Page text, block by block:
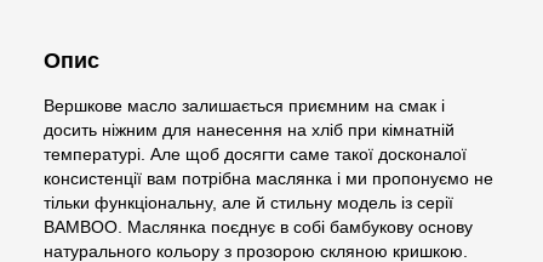
Опис
Вершкове масло залишається приємним на смак і
досить ніжним для нанесення на хліб при кімнатній
температурі. Але щоб досягти саме такої досконалої
консистенції вам потрібна маслянка і ми пропонуємо не
тільки функціональну, але й стильну модель із серії
BAMBOO. Маслянка поєднує в собі бамбукову основу
натурального кольору з прозорою скляною кришкою.